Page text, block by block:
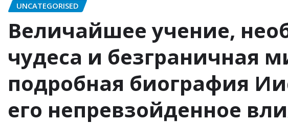
UNCATEGORISED
Величайшее учение,
чудеса и безграничная
подробная биография
его непревзойденное